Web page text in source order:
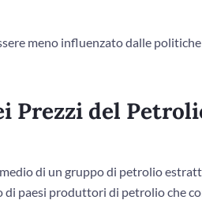
meno influenzato dalle
Prezzi del
di un gruppo di petrolio
di paesi produttori di petrolio che